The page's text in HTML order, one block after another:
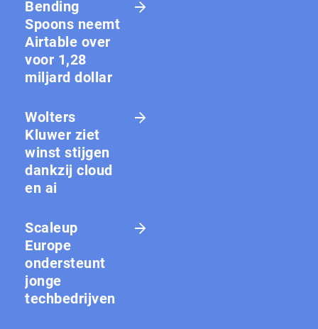
Bending
Spoons neemt
Airtable over
voor 1,28
miljard dollar
Wolters
Kluwer ziet
winst stijgen
dankzij cloud
en ai
Scaleup
Europe
ondersteunt
jonge
techbedrijven